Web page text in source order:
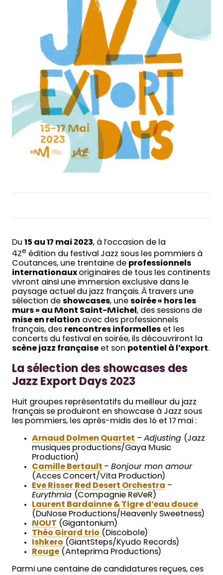
Du 15 au 17 mai 2023, à l’occasion de la
42e édition du festival Jazz sous les pommiers à
Coutances, une trentaine de professionnels
internationaux originaires de tous les continents
vivront ainsi une immersion exclusive dans le
paysage actuel du jazz français. À travers une
sélection de showcases, une soirée « hors les
murs » au Mont Saint-Michel, des sessions de
mise en relation avec des professionnels
français, des rencontres informelles et les
concerts du festival en soirée, ils découvriront la
scène jazz française et son potentiel à l’export.
La sélection des showcases des
Jazz Export Days 2023
Huit groupes représentatifs du meilleur du jazz
français se produiront en showcase à Jazz sous
les pommiers, les après-midis des 16 et 17 mai :
Arnaud Dolmen Quartet – Adjusting (Jazz
musiques productions/Gaya Music
Production)
Camille Bertault – Bonjour mon amour
(Acces Concert/Vita Production)
Eve Risser Red Desert Orchestra –
Eurythmia (Compagnie ReVeR)
Laurent Bardainne & Tigre d’eau douce
(DuNose Productions/Heavenly Sweetness)
NOUT (Gigantonium)
Théo Girard trio (Discobole)
Ishkero (GiantSteps/Kyudo Records)
Rouge (Anteprima Productions)
Parmi une centaine de candidatures reçues, ces